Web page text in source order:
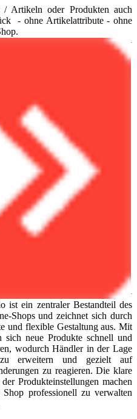
Artikeln oder Produkten auch
- ohne Artikelattribute - ohne
als *.jpg und als MS
zum Server werde ich
nicht an Dritte weitergeben.
Ich benötige einen temporären
Zugang und natürlich die
sind vorhanden. Mein Preis
eine zuverlässige und zielstrebig.
vollen Zufriedenheit eines
ist ja wirklich gar nicht
ist ein zentraler Bestandteil des
Shops und zeichnet sich durch
und flexible Gestaltung aus. Mit
sich neue Produkte schnell und
wodurch Händler in der Lage
erweitern und gezielt auf
zu reagieren. Die klare
Produkteinstellungen machen
professionell zu verwalten